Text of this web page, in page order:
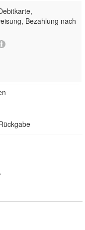
Bezahlung nach